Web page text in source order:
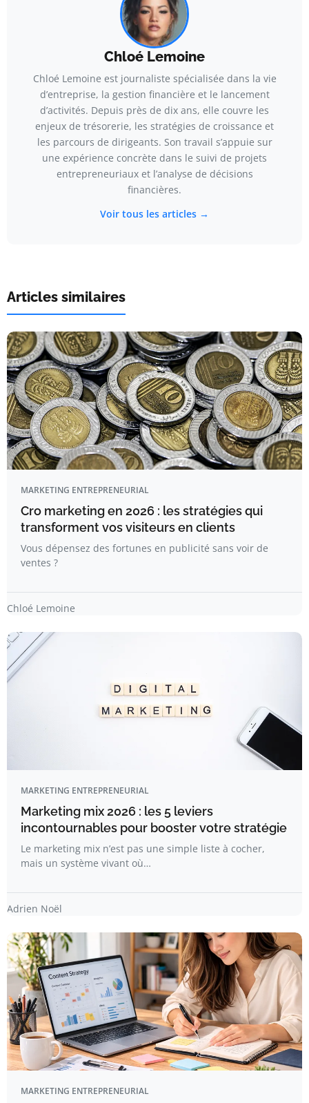
Chloé Lemoine
Chloé Lemoine est journaliste spécialisée dans la vie
d’entreprise, la gestion financière et le lancement
d’activités. Depuis près de dix ans, elle couvre les
enjeux de trésorerie, les stratégies de croissance et
les parcours de dirigeants. Son travail s’appuie sur
une expérience concrète dans le suivi de projets
entrepreneuriaux et l’analyse de décisions
financières.
Voir tous les articles →
Articles similaires
MARKETING ENTREPRENEURIAL
Cro marketing en 2026 : les stratégies qui
transforment vos visiteurs en clients
Vous dépensez des fortunes en publicité sans voir de
ventes ?
Chloé Lemoine
MARKETING ENTREPRENEURIAL
Marketing mix 2026 : les 5 leviers
incontournables pour booster votre stratégie
Le marketing mix n’est pas une simple liste à cocher,
mais un système vivant où…
Adrien Noël
MARKETING ENTREPRENEURIAL